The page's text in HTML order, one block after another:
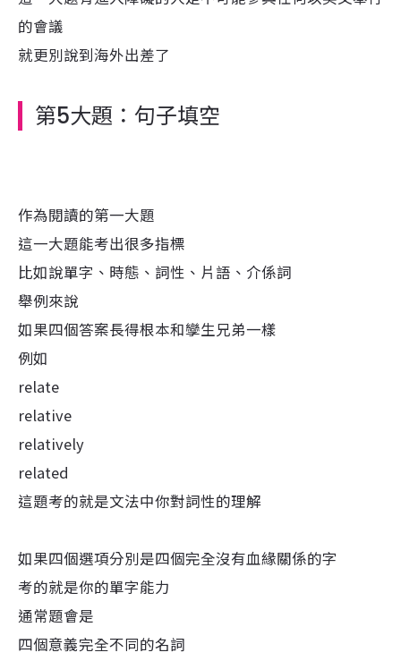
的會議
就更別說到海外出差了
第5大題：句子填空
作為閱讀的第一大題
這一大題能考出很多指標
比如說單字、時態、詞性、片語、介係詞
舉例來說
如果四個答案長得根本和孿生兄弟一樣
例如
relate
relative
relatively
related
這題考的就是文法中你對詞性的理解
如果四個選項分別是四個完全沒有血緣關係的字
考的就是你的單字能力
通常題會是
四個意義完全不同的名詞